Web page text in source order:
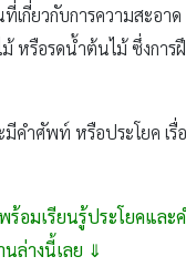
ยวกับการความสะอา
หรือรดน้ำต้นไม้ ซึ่งกา
ำศัพท์ หรือประโยค เรื่อ
เรียนรู้ประโยคและ
นล่างนี้เลย ⇓